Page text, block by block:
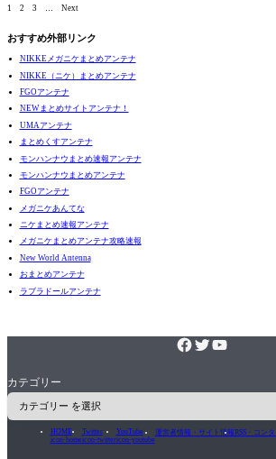
1 2 3 … Next
おすすめ外部リンク
NIKKEメガニケまとめアンテナ
NIKKE（ニケ）まとめアンテナ
FGOアンテナ
NEWまとめサイトアンテナ！
UMAアンテナ
まとめくすアンテナ
モンハンナウまとめ速報アンテナ
モンハンナウまとめアンテナ
FGOアンテナ
メガニケあんてな
ニケまとめ速報アンテナ
メガニケまとめアンテナ攻略速報
New World Antenna
おまとめアンテナ
ラブラドールアンテナ
カテゴリー
HOME
icon-home
Twitter
icon-twitter
YouTube
icon-youtube
運営者情報・サイト情報RSS・コン